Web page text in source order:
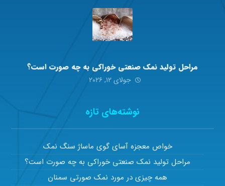
مراحل تولید نمک صنعتی خوراکی به چه صورت است؟
جولای ۱۲, ۲۰۲۶
نوشته‌های تازه
خواص معجزه آسای گوی ماساژ سنگ نمک
مراحل تولید نمک صنعتی خوراکی به چه صورت است؟
همه چیزی در مورد نمک صورتی سمنان